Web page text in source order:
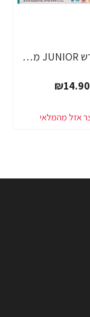
אקווה פרש JUNIOR משחת שיניים לילדים +6 - 50 מ"ל
₪14.90